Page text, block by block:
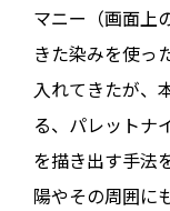
マニー（画面上
きた染みを使っ
入れてきたが、
る、パレットナ
を描き出す手法
陽やその周囲に